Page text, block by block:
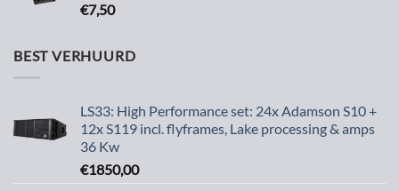
€7,50
BEST VERHUURD
LS33: High Performance set: 24x Adamson S10 +
12x S119 incl. flyframes, Lake processing & amps
36 Kw
€1850,00